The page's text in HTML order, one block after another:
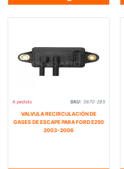
A pedido SKU: 3670-285
VALVULA RECIRCULACIÓN DE
GASES DE ESCAPE PARA FORD E250
2003-2006